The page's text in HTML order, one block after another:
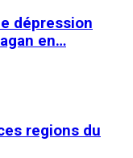
dépression
en…
regions du